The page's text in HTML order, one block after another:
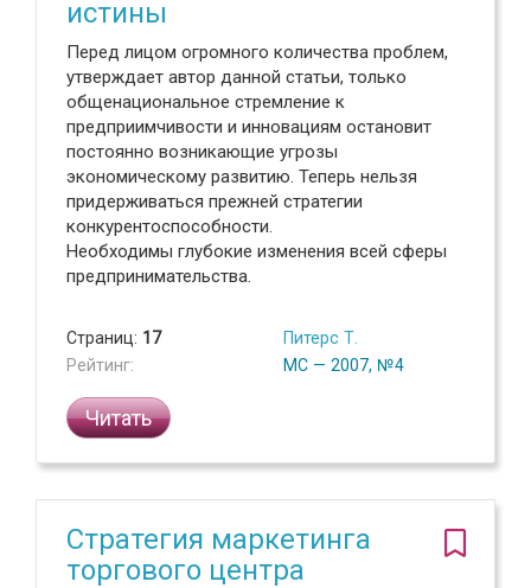
истины
Перед лицом огромного количества проблем,
утверждает автор данной статьи, только
общенациональное стремление к
предприимчивости и инновациям остановит
постоянно возникающие угрозы
экономическому развитию. Теперь нельзя
придерживаться прежней стратегии
конкурентоспособности.
Необходимы глубокие изменения всей сферы
предпринимательства.
Страниц: 17
Рейтинг:
Питерс Т.
МС — 2007, №4
Читать
Стратегия маркетинга
торгового центра